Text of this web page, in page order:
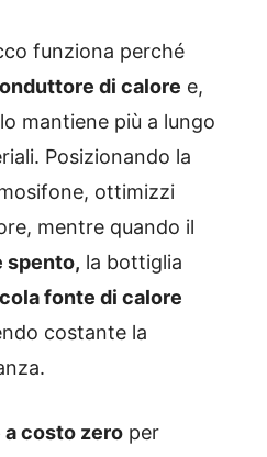
funziona perché
di calore e,
mantiene più a lungo
Posizionando la
ottimizzi
mentre quando il
spento, la bottiglia
fonte di calore
costante la
costo zero per